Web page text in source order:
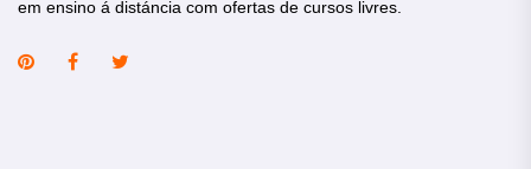
em ensino á distáncia com ofertas de cursos livres.